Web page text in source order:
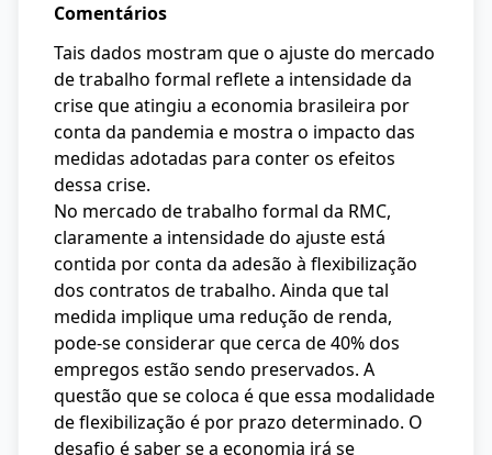
Comentários
Tais dados mostram que o ajuste do mercado
de trabalho formal reflete a intensidade da
crise que atingiu a economia brasileira por
conta da pandemia e mostra o impacto das
medidas adotadas para conter os efeitos
dessa crise.
No mercado de trabalho formal da RMC,
claramente a intensidade do ajuste está
contida por conta da adesão à flexibilização
dos contratos de trabalho. Ainda que tal
medida implique uma redução de renda,
pode-se considerar que cerca de 40% dos
empregos estão sendo preservados. A
questão que se coloca é que essa modalidade
de flexibilização é por prazo determinado. O
desafio é saber se a economia irá se